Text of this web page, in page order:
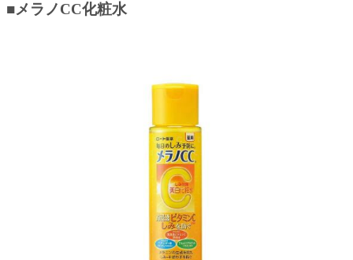
■メラノCC化粧水